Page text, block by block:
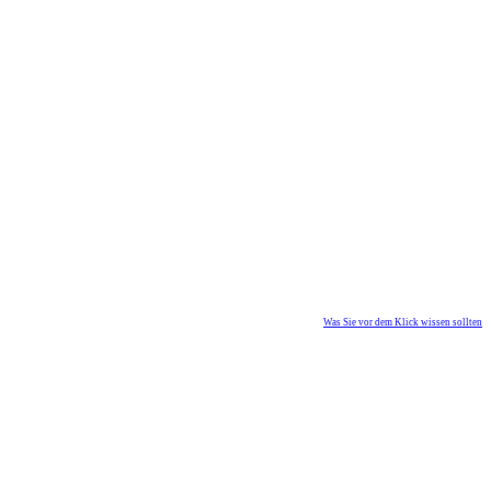
Was Sie vor dem Klick wissen sollten